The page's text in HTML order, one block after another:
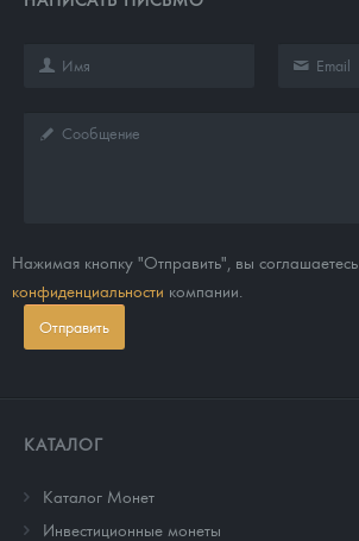
Нажимая кнопку "Отправить", вы соглашаетесь
конфиденциальности компании.
Отправить
КАТАЛОГ
Каталог Монет
Инвестиционные монеты